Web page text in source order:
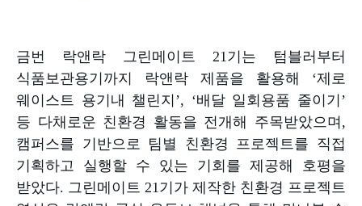
금번 락앤락 그린메이트 21 기는 텀블러부터
식품보관용기까지 락앤락 제품을 활용해 ‘제로
웨이스트 용기내 챌린지 ’, ‘배달 일회용품 줄이기 ’
등 다채로운 친환경 활동을 전개해 주목받았으며 ,
캠퍼스를 기반으로 팀별 친환경 프로젝트를 직접
기획하고 실행할 수 있는 기회를 제공해 호평을
받았다. 그린메이트 21 기가 제작한 친환경 프로젝트